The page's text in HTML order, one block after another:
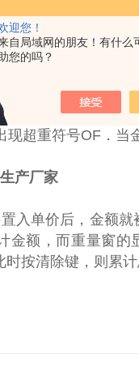
迎您！
自局域网的朋友！有什么
您的吗？
而应该将原秤盘
单价，置入新单价
置入单价，则重
超重符号OF．当
产厂家
入单价后，金额
金额，而重量窗
按清除键，则累计